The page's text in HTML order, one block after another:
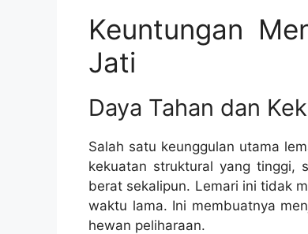
Keuntungan
Jati
Daya Tahan dan
Salah satu keunggulan utama
kekuatan struktural yang tinggi,
berat sekalipun. Lemari ini tidak
waktu lama. Ini membuatnya
hewan peliharaan.